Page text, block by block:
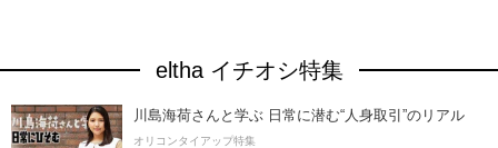
eltha イチオシ特集
川島海荷さんと学ぶ 日常に潜む“人身取引”のリアル
オリコンタイアップ特集